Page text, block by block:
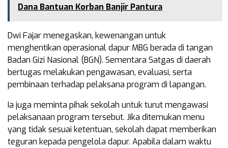
Dana Bantuan Korban Banjir Pantura
Dwi Fajar menegaskan, kewenangan untuk
menghentikan operasional dapur MBG berada di tangan
Badan Gizi Nasional (BGN). Sementara Satgas di daerah
bertugas melakukan pengawasan, evaluasi, serta
pembinaan terhadap pelaksana program di lapangan.
Ia juga meminta pihak sekolah untuk turut mengawasi
pelaksanaan program tersebut. Jika ditemukan menu
yang tidak sesuai ketentuan, sekolah dapat memberikan
teguran kepada pengelola dapur. Apabila dalam waktu